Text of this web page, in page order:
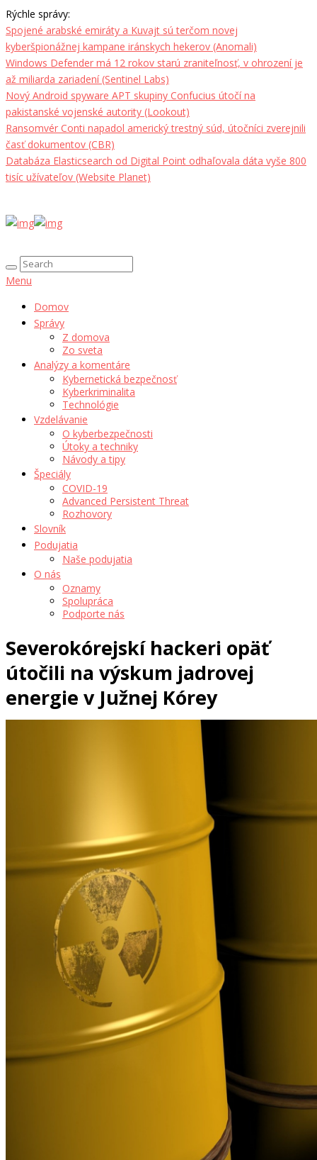
Rýchle správy:
Spojené arabské emiráty a Kuvajt sú terčom novej
kyberšpionážnej kampane iránskych hekerov (Anomali)
Windows Defender má 12 rokov starú zraniteľnosť, v ohrození je
až miliarda zariadení (Sentinel Labs)
Nový Android spyware APT skupiny Confucius útočí na
pakistanské vojenské autority (Lookout)
Ransomvér Conti napadol americký trestný súd, útočníci zverejnili
časť dokumentov (CBR)
Databáza Elasticsearch od Digital Point odhaľovala dáta vyše 800
tisíc užívateľov (Website Planet)
Menu
Domov
Správy
Z domova
Zo sveta
Analýzy a komentáre
Kybernetická bezpečnosť
Kyberkriminalita
Technológie
Vzdelávanie
O kyberbezpečnosti
Útoky a techniky
Návody a tipy
Špeciály
COVID-19
Advanced Persistent Threat
Rozhovory
Slovník
Podujatia
Naše podujatia
O nás
Oznamy
Spolupráca
Podporte nás
Severokórejskí hackeri opäť
útočili na výskum jadrovej
energie v Južnej Kórey